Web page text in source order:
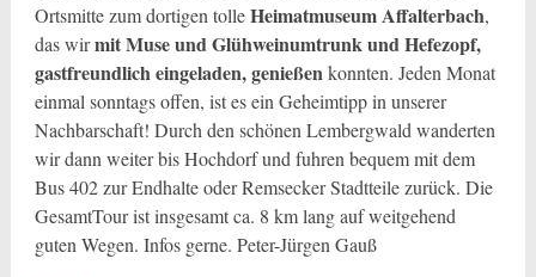
Ortsmitte zum dortigen tolleHeimatmuseum Affalterbach,
das wirmit Muse und Glühweinumtrunk und Hefezopf,
gastfreundlich eingeladen, genießenkonnten. Jeden Monat
einmal sonntags offen, ist es ein Geheimtipp in unserer
Nachbarschaft! Durch den schönen Lembergwald wanderten
wir dann weiter bis Hochdorf und fuhren bequem mit dem
Bus 402 zur Endhalte oder Remsecker Stadtteile zurück. Die
GesamtTour ist insgesamt ca. 8 km lang auf weitgehend
guten Wegen. Infos gerne. Peter-Jürgen Gauß